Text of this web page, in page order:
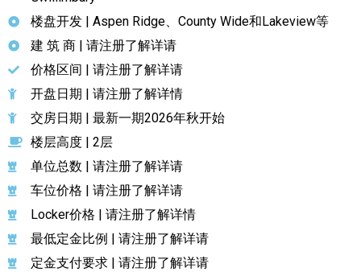
楼盘开发 | Aspen Ridge、County Wide和Lakeview等
建 筑 商 | 请注册了解详请
价格区间 | 请注册了解详请
开盘日期 | 请注册了解详情
交房日期 | 最新一期2026年秋开始
楼层高度 | 2层
单位总数 | 请注册了解详请
车位价格 | 请注册了解详请
Locker价格 | 请注册了解详情
最低定金比例 | 请注册了解详请
定金支付要求 | 请注册了解详请